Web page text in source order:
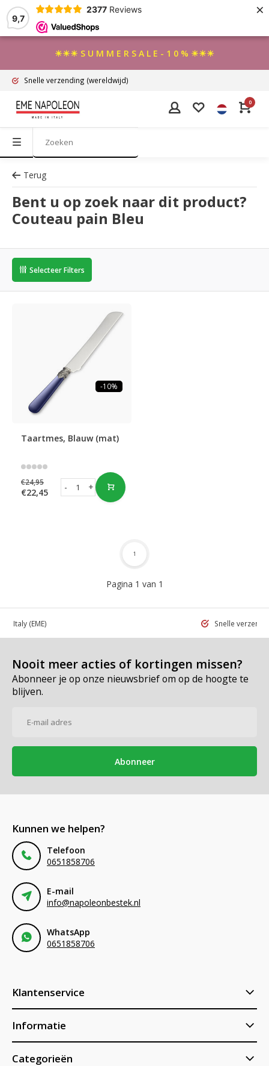
9,7
2377 Reviews ×
☀☀☀ S U M M E R S A L E - 1 0 % ☀☀☀
Snelle verzending (wereldwijd)
0
Terug
Bent u op zoek naar dit product?
Couteau pain Bleu
Selecteer Filters
-10%
Taartmes, Blauw (mat)
€24,95
€22,45 +
-
Pagina 1 van 1
1
in Italy (EME) Snelle
Nooit meer acties of kortingen missen?
Abonneer je op onze nieuwsbrief om op de hoogte te
blijven.
Abonneer
Kunnen we helpen?
Telefoon
0651858706
E-mail
info@napoleonbestek.nl
WhatsApp
0651858706
Klantenservice
Informatie
Categorieën